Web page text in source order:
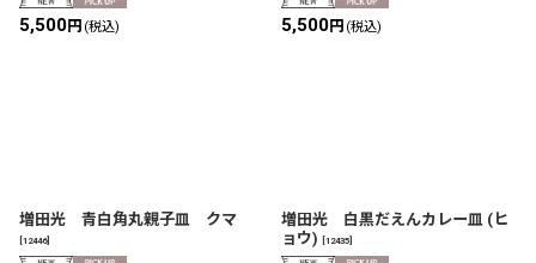
5,500円 (税込) 5,500円 (税込)
増田光 青白角丸親子皿 クマ
[12446]
増田光 白黒だえんカレー皿 (ヒ
ョウ)
[12435]